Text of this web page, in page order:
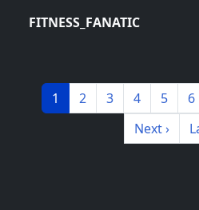
FITNESS_FANATIC
分页
Page
1 Page
2 Page
3 Page
4 Page
5 6
下一页
Next ›